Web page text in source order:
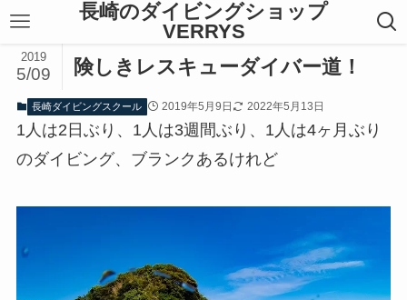
長崎のダイビングショップ
VERRYS
険しきレスキューダイバー道！
2019
5/09
長崎ダイビングスクール 2019年5月9日 2022年5月13日
1人は2日ぶり、1人は3週間ぶり、1人は4ヶ月ぶり
のダイビング、ブランクあるけれど